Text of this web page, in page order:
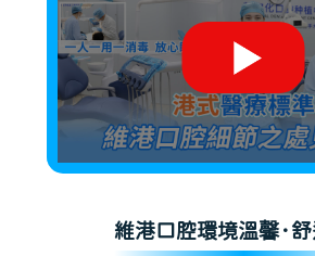
維港口腔環境溫馨·